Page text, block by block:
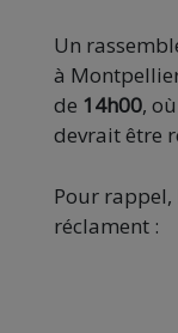
Un
à
de 14h00,
devrait être
Pour
réclament :